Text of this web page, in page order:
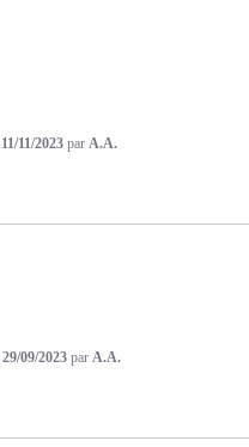
11/11/2023 par A.A.
29/09/2023 par A.A.